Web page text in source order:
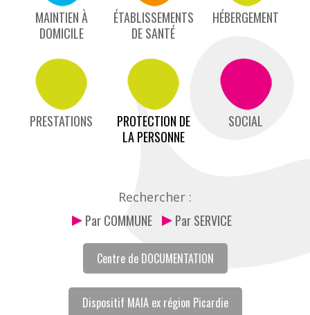
MAINTIEN À
DOMICILE
ÉTABLISSEMENTS
DE SANTÉ
HÉBERGEMENT
PRESTATIONS
PROTECTION DE
LA PERSONNE
SOCIAL
Rechercher :
Par COMMUNE Par SERVICE
Centre de DOCUMENTATION
Dispositif MAIA ex région Picardie